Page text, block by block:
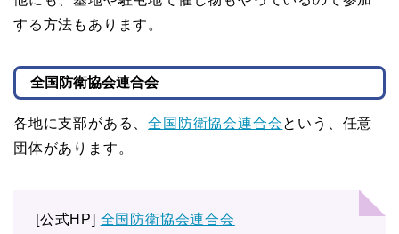
する方法もあります。
全国防衛協会連合会
各地に支部がある、全国防衛協会連合会という、任意
団体があります。
[公式HP] 全国防衛協会連合会